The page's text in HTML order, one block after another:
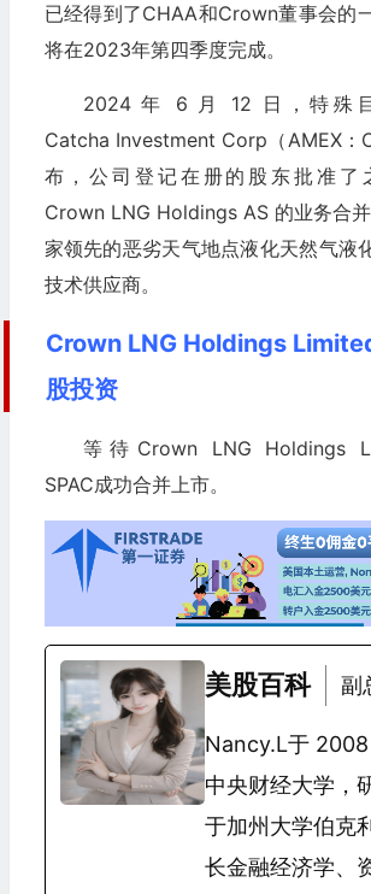
已经得到了CHAA和Crown董事会的
将在2023年第四季度完成。
2024 年 6 月 12 日，特殊
Catcha Investment Corp（AMEX：
布，公司登记在册的股东批准了
Crown LNG Holdings AS 的业务合
家领先的恶劣天气地点液化天然气液
技术供应商。
Crown LNG Holdings
股投资
等待Crown LNG Holdings
SPAC成功合并上市。
美股百科 副
Nancy.L于
中央财经大学，
于加州大学伯克
长金融经济学、